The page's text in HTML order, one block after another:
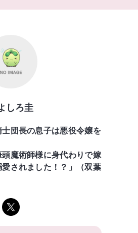
しろ圭
団長の息子は悪役令嬢を
頭魔術師様に身代わりで嫁
されました！？」（双葉